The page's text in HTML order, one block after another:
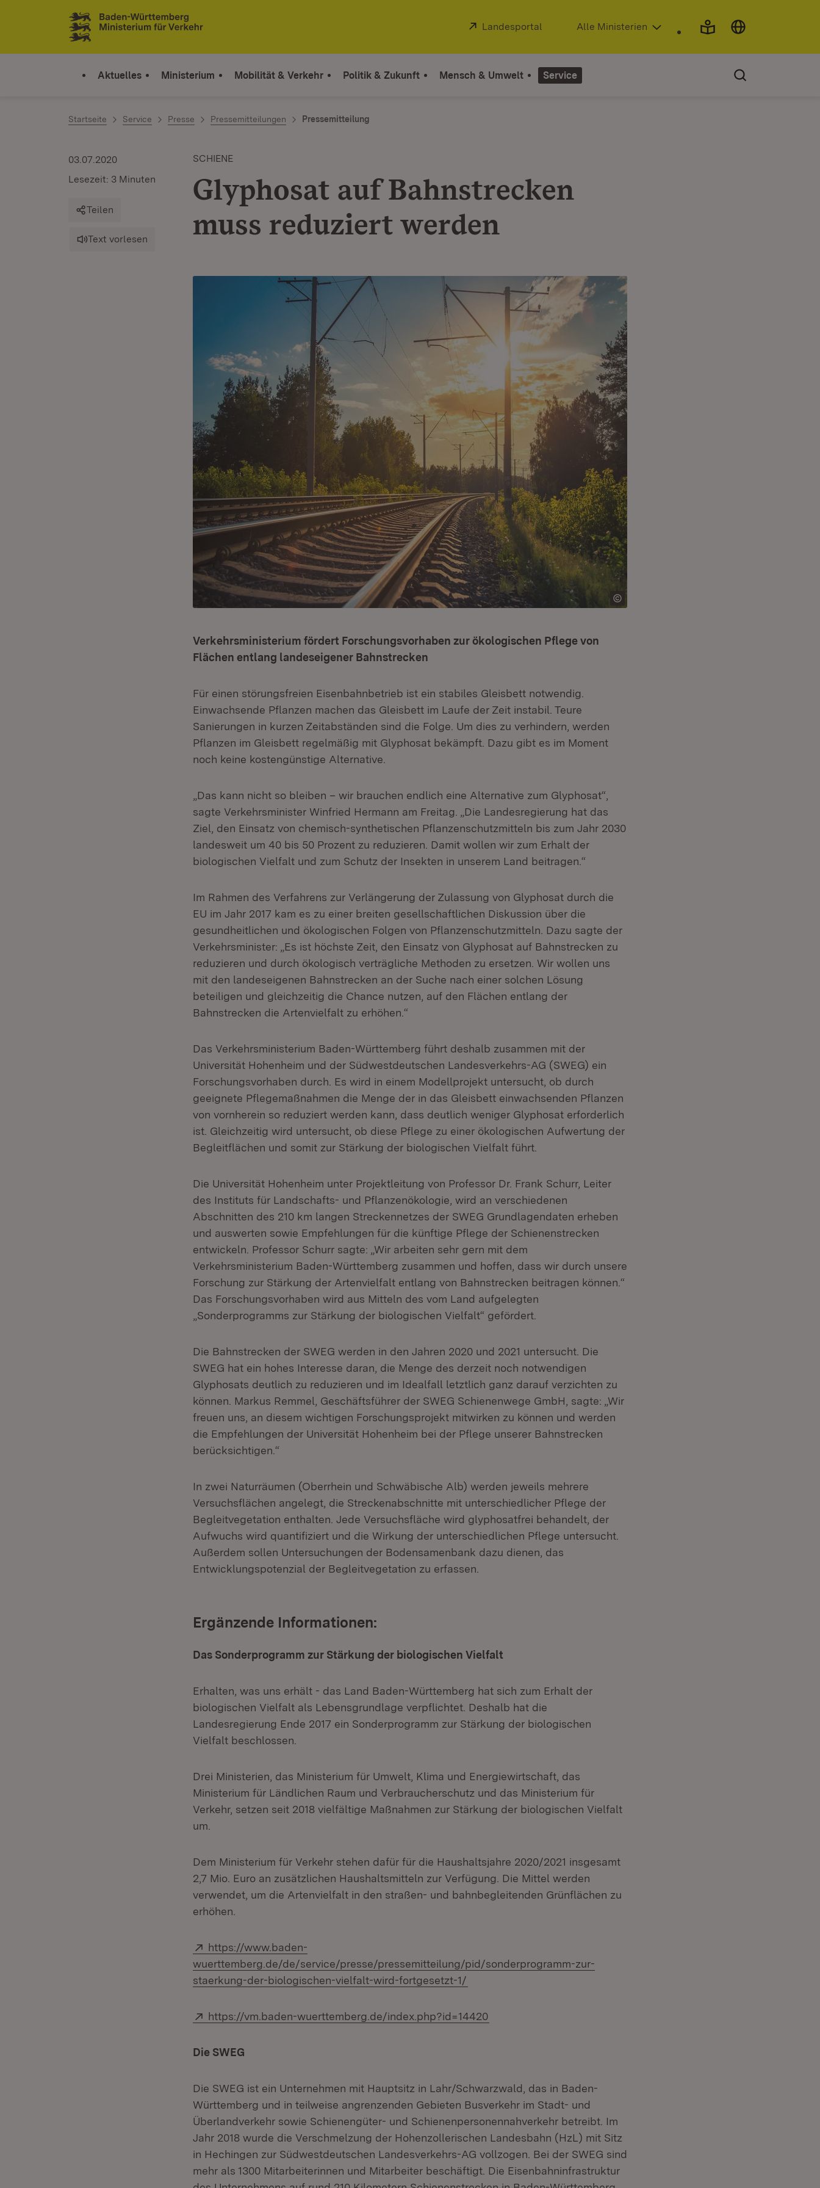
Zum Inhalt springen
Link zur Startseite
Extern:
Landesportal (Öffnet in neuem Fenster)
Alle Ministerien
Aktuelles Ministerium Mobilität & Verkehr Politik & Zukunft Mensch & Umwelt Service
Startseite Service Presse Pressemitteilungen Pressemitteilung
SCHIENE
Glyphosat auf Bahnstrecken
muss reduziert werden
03.07.2020
Lesezeit: 3 Minuten
Teilen
Text vorlesen
Verkehrsministerium fördert Forschungsvorhaben zur ökologischen Pflege von
Flächen entlang landeseigener Bahnstrecken
Für einen störungsfreien Eisenbahnbetrieb ist ein stabiles Gleisbett notwendig.
Einwachsende Pflanzen machen das Gleisbett im Laufe der Zeit instabil. Teure
Sanierungen in kurzen Zeitabständen sind die Folge. Um dies zu verhindern, werden
Pflanzen im Gleisbett regelmäßig mit Glyphosat bekämpft. Dazu gibt es im Moment
noch keine kostengünstige Alternative.
„Das kann nicht so bleiben – wir brauchen endlich eine Alternative zum Glyphosat“,
sagte Verkehrsminister Winfried Hermann am Freitag. „Die Landesregierung hat das
Ziel, den Einsatz von chemisch-synthetischen Pflanzenschutzmitteln bis zum Jahr 2030
landesweit um 40 bis 50 Prozent zu reduzieren. Damit wollen wir zum Erhalt der
biologischen Vielfalt und zum Schutz der Insekten in unserem Land beitragen.“
Im Rahmen des Verfahrens zur Verlängerung der Zulassung von Glyphosat durch die
EU im Jahr 2017 kam es zu einer breiten gesellschaftlichen Diskussion über die
gesundheitlichen und ökologischen Folgen von Pflanzenschutzmitteln. Dazu sagte der
Verkehrsminister: „Es ist höchste Zeit, den Einsatz von Glyphosat auf Bahnstrecken zu
reduzieren und durch ökologisch verträgliche Methoden zu ersetzen. Wir wollen uns
mit den landeseigenen Bahnstrecken an der Suche nach einer solchen Lösung
beteiligen und gleichzeitig die Chance nutzen, auf den Flächen entlang der
Bahnstrecken die Artenvielfalt zu erhöhen.“
Das Verkehrsministerium Baden-Württemberg führt deshalb zusammen mit der
Universität Hohenheim und der Südwestdeutschen Landesverkehrs-AG (SWEG) ein
Forschungsvorhaben durch. Es wird in einem Modellprojekt untersucht, ob durch
geeignete Pflegemaßnahmen die Menge der in das Gleisbett einwachsenden Pflanzen
von vornherein so reduziert werden kann, dass deutlich weniger Glyphosat erforderlich
ist. Gleichzeitig wird untersucht, ob diese Pflege zu einer ökologischen Aufwertung der
Begleitflächen und somit zur Stärkung der biologischen Vielfalt führt.
Die Universität Hohenheim unter Projektleitung von Professor Dr. Frank Schurr, Leiter
des Instituts für Landschafts- und Pflanzenökologie, wird an verschiedenen
Abschnitten des 210 km langen Streckennetzes der SWEG Grundlagendaten erheben
und auswerten sowie Empfehlungen für die künftige Pflege der Schienenstrecken
entwickeln. Professor Schurr sagte: „Wir arbeiten sehr gern mit dem
Verkehrsministerium Baden-Württemberg zusammen und hoffen, dass wir durch unsere
Forschung zur Stärkung der Artenvielfalt entlang von Bahnstrecken beitragen können.“
Das Forschungsvorhaben wird aus Mitteln des vom Land aufgelegten
„Sonderprogramms zur Stärkung der biologischen Vielfalt“ gefördert.
Die Bahnstrecken der SWEG werden in den Jahren 2020 und 2021 untersucht. Die
SWEG hat ein hohes Interesse daran, die Menge des derzeit noch notwendigen
Glyphosats deutlich zu reduzieren und im Idealfall letztlich ganz darauf verzichten zu
können. Markus Remmel, Geschäftsführer der SWEG Schienenwege GmbH, sagte: „Wir
freuen uns, an diesem wichtigen Forschungsprojekt mitwirken zu können und werden
die Empfehlungen der Universität Hohenheim bei der Pflege unserer Bahnstrecken
berücksichtigen.“
In zwei Naturräumen (Oberrhein und Schwäbische Alb) werden jeweils mehrere
Versuchsflächen angelegt, die Streckenabschnitte mit unterschiedlicher Pflege der
Begleitvegetation enthalten. Jede Versuchsfläche wird glyphosatfrei behandelt, der
Aufwuchs wird quantifiziert und die Wirkung der unterschiedlichen Pflege untersucht.
Außerdem sollen Untersuchungen der Bodensamenbank dazu dienen, das
Entwicklungspotenzial der Begleitvegetation zu erfassen.
Ergänzende Informationen:
Das Sonderprogramm zur Stärkung der biologischen Vielfalt
Erhalten, was uns erhält - das Land Baden-Württemberg hat sich zum Erhalt der
biologischen Vielfalt als Lebensgrundlage verpflichtet. Deshalb hat die
Landesregierung Ende 2017 ein Sonderprogramm zur Stärkung der biologischen
Vielfalt beschlossen.
Drei Ministerien, das Ministerium für Umwelt, Klima und Energiewirtschaft, das
Ministerium für Ländlichen Raum und Verbraucherschutz und das Ministerium für
Verkehr, setzen seit 2018 vielfältige Maßnahmen zur Stärkung der biologischen Vielfalt
um.
Dem Ministerium für Verkehr stehen dafür für die Haushaltsjahre 2020/2021 insgesamt
2,7 Mio. Euro an zusätzlichen Haushaltsmitteln zur Verfügung. Die Mittel werden
verwendet, um die Artenvielfalt in den straßen- und bahnbegleitenden Grünflächen zu
erhöhen.
Extern:
https://www.baden-
wuerttemberg.de/de/service/presse/pressemitteilung/pid/sonderprogramm-zur-
staerkung-der-biologischen-vielfalt-wird-fortgesetzt-1/
Extern:
https://vm.baden-wuerttemberg.de/index.php?id=14420
Die SWEG
Die SWEG ist ein Unternehmen mit Hauptsitz in Lahr/Schwarzwald, das in Baden-
Württemberg und in teilweise angrenzenden Gebieten Busverkehr im Stadt- und
Überlandverkehr sowie Schienengüter- und Schienenpersonennahverkehr betreibt. Im
Jahr 2018 wurde die Verschmelzung der Hohenzollerischen Landesbahn (HzL) mit Sitz
in Hechingen zur Südwestdeutschen Landesverkehrs-AG vollzogen. Bei der SWEG sind
mehr als 1300 Mitarbeiterinnen und Mitarbeiter beschäftigt. Die Eisenbahninfrastruktur